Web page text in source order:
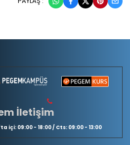
İletişim
içi: 09:00 - 18:00 / Cts: 09:00 - 13:00